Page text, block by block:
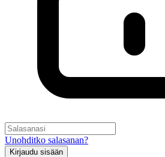
Unohditko salasanan?
Kirjaudu sisään